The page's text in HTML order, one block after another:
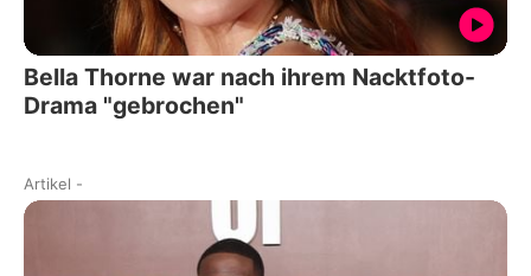
Bella Thorne war nach ihrem Nacktfoto-
Drama "gebrochen"
Artikel -